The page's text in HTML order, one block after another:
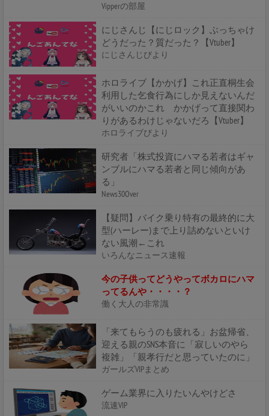
Vipperの部屋
にじさんじ【にじロック】ぶっちゃけ
どうだった？質だった？【Vtuber】
にじさんじびより
ホロライブ【かかげ】これ正直桐生会
利用した乞食行為にしか見えないんだ
がいいのかこれ かかげって直接関わ
りがあるわけじゃないだろ【Vtuber】
ホロライブびより
研究者「株式投資にハマる若者はギャ
ンブルにハマる若者と同じ傾向があ
る」
News30Over
【疑問】バイク乗り特有の最終的に大
型(ハーレー)まで上り詰めないといけ
ない風潮←これ
いろんなニュース速報
今の子供ってどうやってボカロにハマ
ってるんや・・・・？
働く大人の非常識
「来てもらうのも疲れる」お盆帰省、
迎える親のSNS本音に「寂しいのやら
複雑」「親孝行だと思っていたのに」
ガールズVIPまとめ
ゲーム業界に入りたいんやけどさ
流速VIP